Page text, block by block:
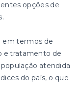
opções de
em termos de
e tratamento de
atendida
do país, o que